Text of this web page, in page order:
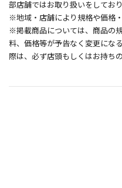
部店舗ではお取り扱いをしており
※地域・店舗により規格や価格
※掲載商品については、商品の
料、価格等が予告なく変更にな
際は、必ず店頭もしくはお持ち